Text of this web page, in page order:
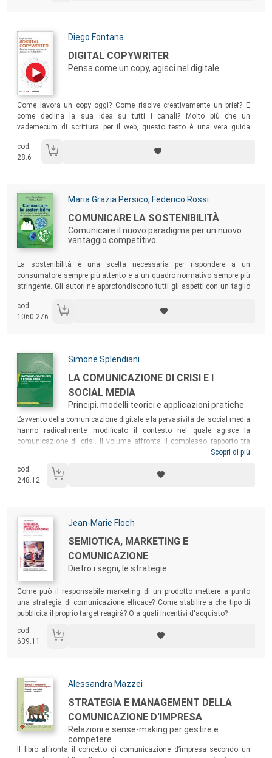
Autori:
Diego Fontana
Titolo:
DIGITAL COPYWRITER
Pensa come un copy, agisci nel digitale
Sommario:
Come lavora un copy oggi? Come risolve creativamente un brief? E
come declina la sua idea su tutti i canali? Molto più che un
vademecum di scrittura per il web, questo testo è una vera guida
mercato del lavoro contemporaneo: sviluppare un pensiero creativo
efficace e conoscere le specificità del digitale e dei media su cui
cod.
28.6
Autori:
Maria Grazia Persico, Federico Rossi
Titolo:
COMUNICARE LA SOSTENIBILITÀ
Comunicare il nuovo paradigma per un nuovo
vantaggio competitivo
La sostenibilità è una scelta necessaria per rispondere a un
consumatore sempre più attento e a un quadro normativo sempre più
stringente. Gli autori ne approfondiscono tutti gli aspetti con un taglio
history che abbracciano best practice molto eterogenee per dimensione
dell’impresa e settore merceologico di appartenenza.
cod.
1060.276
Autori:
Simone Splendiani
Titolo:
LA COMUNICAZIONE DI CRISI E I
SOCIAL MEDIA
Principi, modelli teorici e applicazioni pratiche
Sommario:
L’avvento della comunicazione digitale e la pervasività dei social media
hanno radicalmente modificato il contesto nel quale agisce la
comunicazione di crisi. Il volume affronta il complesso rapporto tra
comunicazione di crisi e social media alla luce delle tendenze più
Uno strumento efficace e immediato, adatto a un pubblico tanto di
studiosi quanto di operatori della comunicazione.
Scopri di più
cod.
248.12
Autori:
Jean-Marie Floch
Titolo:
SEMIOTICA, MARKETING E
COMUNICAZIONE
Dietro i segni, le strategie
Sommario:
Come può il responsabile marketing di un prodotto mettere a punto
una strategia di comunicazione efficace? Come stabilire a che tipo di
pubblicità il proprio target reagirà? O a quali incentivi d'acquisto?
cod.
639.11
Autori:
Alessandra Mazzei
Titolo:
STRATEGIA E MANAGEMENT DELLA
COMUNICAZIONE D'IMPRESA
Relazioni e sense-making per gestire e
competere
Sommario:
Il libro affronta il concetto di comunicazione d’impresa secondo un